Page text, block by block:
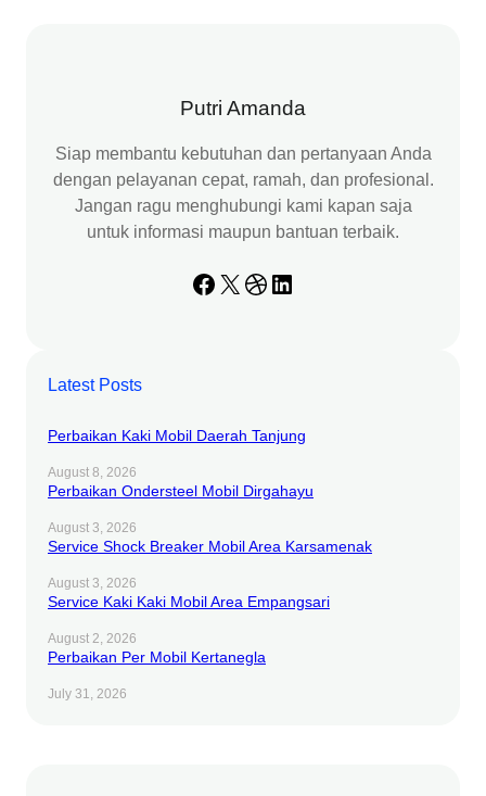
Putri Amanda
Siap membantu kebutuhan dan pertanyaan Anda
dengan pelayanan cepat, ramah, dan profesional.
Jangan ragu menghubungi kami kapan saja
untuk informasi maupun bantuan terbaik.
Facebook X Dribbble LinkedIn
Latest Posts
Perbaikan Kaki Mobil Daerah Tanjung
August 8, 2026
Perbaikan Ondersteel Mobil Dirgahayu
August 3, 2026
Service Shock Breaker Mobil Area Karsamenak
August 3, 2026
Service Kaki Kaki Mobil Area Empangsari
August 2, 2026
Perbaikan Per Mobil Kertanegla
July 31, 2026